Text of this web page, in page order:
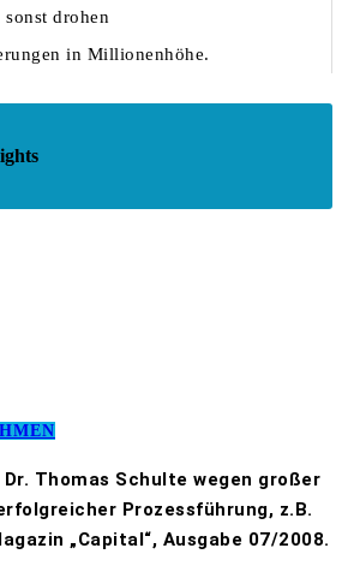
sonst drohen
in Millionenhöhe.
Thomas Schulte wegen großer
Prozessführung, z.B.
„Capital“, Ausgabe 07/2008.